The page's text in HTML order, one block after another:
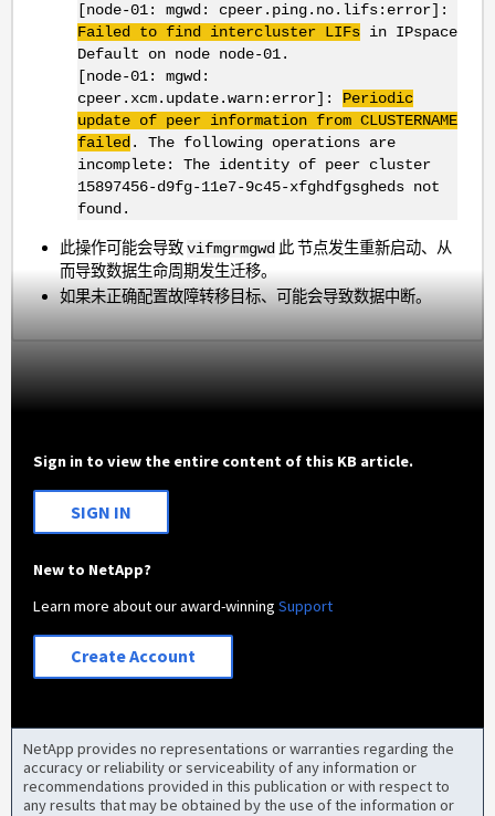
[node-01: mgwd: cpeer.ping.no.lifs:error]:
Failed to find intercluster LIFsin IPspace
Default on node node-01.
[node-01: mgwd:
cpeer.xcm.update.warn:error]: Periodic
update of peer information from CLUSTERNAME
failed . The following operations are
incomplete: The identity of peer cluster
15897456-d9fg-11e7-9c45-xfghdfgsgheds not
found.
此操作可能会导致vifmgrmgwd 此 节点发生重新启动、从
而导致数据生命周期发生迁移。
如果未正确配置故障转移目标、可能会导致数据中断。
Sign in to view the entire content of this KB article.
SIGN IN
New to NetApp?
Learn more about our award-winningSupport
Create Account
NetApp provides no representations or warranties regarding the
accuracy or reliability or serviceability of any information or
recommendations provided in this publication or with respect to
any results that may be obtained by the use of the information or